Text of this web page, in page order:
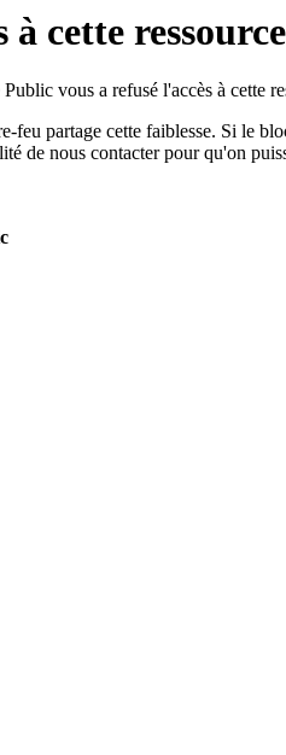
à cette
vous a refusé l'accès à cette
feu partage cette faiblesse. Si le
de nous contacter pour qu'on